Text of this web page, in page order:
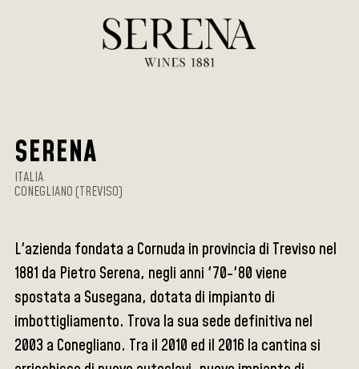
SERENA
ITALIA
CONEGLIANO (TREVISO)
L'azienda fondata a Cornuda in provincia di Treviso nel
1881 da Pietro Serena, negli anni '70-'80 viene
spostata a Susegana, dotata di impianto di
imbottigliamento. Trova la sua sede definitiva nel
2003 a Conegliano. Tra il 2010 ed il 2016 la cantina si